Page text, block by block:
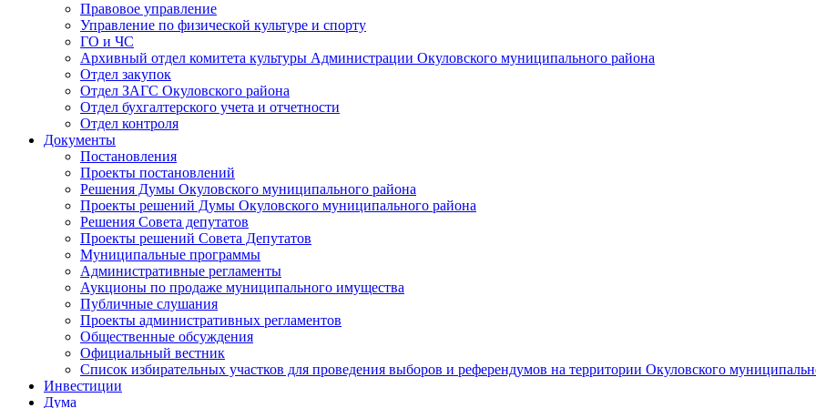
Правовое управление
Управление по физической культуре и спорту
ГО и ЧС
Архивный отдел комитета культуры Администрации Окуловского муниципального района
Отдел закупок
Отдел ЗАГС Окуловского района
Отдел бухгалтерского учета и отчетности
Отдел контроля
Документы
Постановления
Проекты постановлений
Решения Думы Окуловского муниципального района
Проекты решений Думы Окуловского муниципального района
Решения Совета депутатов
Проекты решений Совета Депутатов
Муниципальные программы
Административные регламенты
Аукционы по продаже муниципального имущества
Публичные слушания
Проекты административных регламентов
Общественные обсуждения
Официальный вестник
Список избирательных участков для проведения выборов и референдумов на территории Окуловского
Инвестиции
Дума